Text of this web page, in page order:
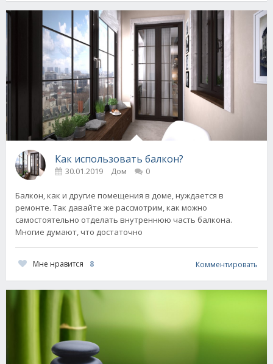
Как использовать балкон?
30.01.2019 Дом 0
Балкон, как и другие помещения в доме, нуждается в
ремонте. Так давайте же рассмотрим, как можно
самостоятельно отделать внутреннюю часть балкона.
Многие думают, что достаточно
Мне нравится 8 Комментировать